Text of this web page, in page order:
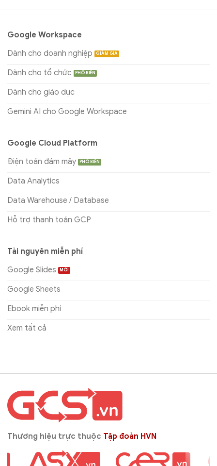
Google Workspace
Dành cho doanh nghiệp
Dành cho tổ chức
Dành cho giáo dục
Gemini AI cho Google Workspace
Google Cloud Platform
Điện toán đám mây
Data Analytics
Data Warehouse / Database
Hỗ trợ thanh toán GCP
Tài nguyên miễn phí
Google Slides
Google Sheets
Ebook miễn phí
Xem tất cả
Thương hiệu trực thuộc Tập đoàn HVN